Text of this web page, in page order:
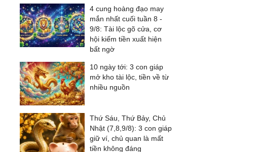
4 cung hoàng đạo may
mắn nhất cuối tuần 8 -
9/8: Tài lộc gõ cửa, cơ
hội kiếm tiền xuất hiện
bất ngờ
10 ngày tới: 3 con giáp
mở kho tài lộc, tiền về từ
nhiều nguồn
Thứ Sáu, Thứ Bảy, Chủ
Nhật (7,8,9/8): 3 con giáp
giữ ví, chủ quan là mất
tiền không đáng